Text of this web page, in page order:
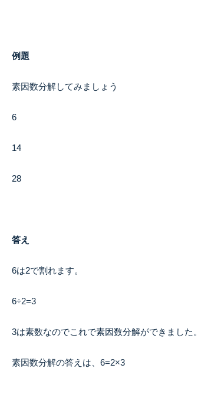
例題
素因数分解してみましょう
6
14
28
答え
6は2で割れます。
6÷2=3
3は素数なのでこれで素因数分解ができました。
素因数分解の答えは、6=2×3